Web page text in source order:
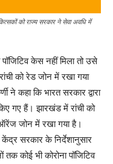
को राज्य सरकार ने सेवा अवधि में
केस नहीं मिला तो उसे
को रेड जोन में रखा गया
ने कहा कि भारत सरकार द्वारा
गए हैं। झारखंड में रांची को
जोन में रखा गया है।
सरकार के निर्देशानुसार
कोई भी कोरोना पॉजिटिव